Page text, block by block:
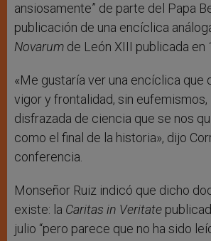
ansiosamente” de parte del Papa
publicación de una encíclica
Novarum de León XIII publicada en
«Me gustaría ver una encíclica que
vigor y frontalidad, sin eufemismos,
disfrazada de ciencia que se nos
como el final de la historia», dijo
conferencia.
Monseñor Ruiz indicó que dicho
existe: la Caritas in Veritate
julio “pero parece que no ha sido